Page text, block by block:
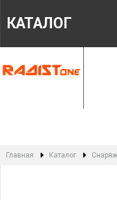
КАТАЛОГ
Главная Каталог